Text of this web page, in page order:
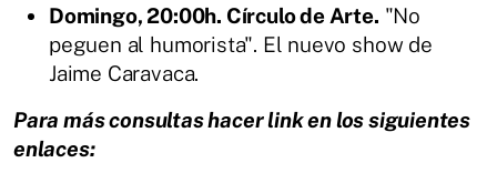
Domingo, 20:00h. Círculo de Arte. "No
peguen al humorista". El nuevo show de
Jaime Caravaca.
Para más consultas hacer link en los siguientes
enlaces: